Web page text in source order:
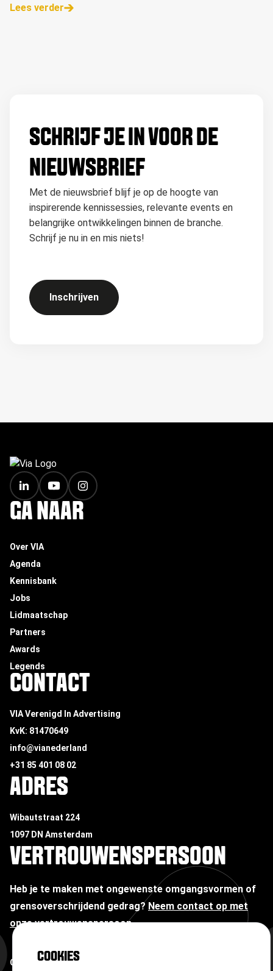
COOKIES
Lees verder
SCHRIJF JE IN VOOR DE
NIEUWSBRIEF
Met de nieuwsbrief blijf je op de hoogte van
inspirerende kennissessies, relevante events en
belangrijke ontwikkelingen binnen de branche.
Schrijf je nu in en mis niets!
Inschrijven
FOOTER
GA NAAR
Over VIA
Agenda
Kennisbank
Jobs
Lidmaatschap
Partners
Awards
Legends
CONTACT
VIA Verenigd In Advertising
KvK: 81470649
info@vianederland
+31 85 401 08 02
ADRES
Wibautstraat 224
1097 DN Amsterdam
VERTROUWENSPERSOON
Heb je te maken met ongewenste omgangsvormen of
grensoverschrijdend gedrag? Neem contact op met
onze vertrouwenspersoon
Copyright ©2026